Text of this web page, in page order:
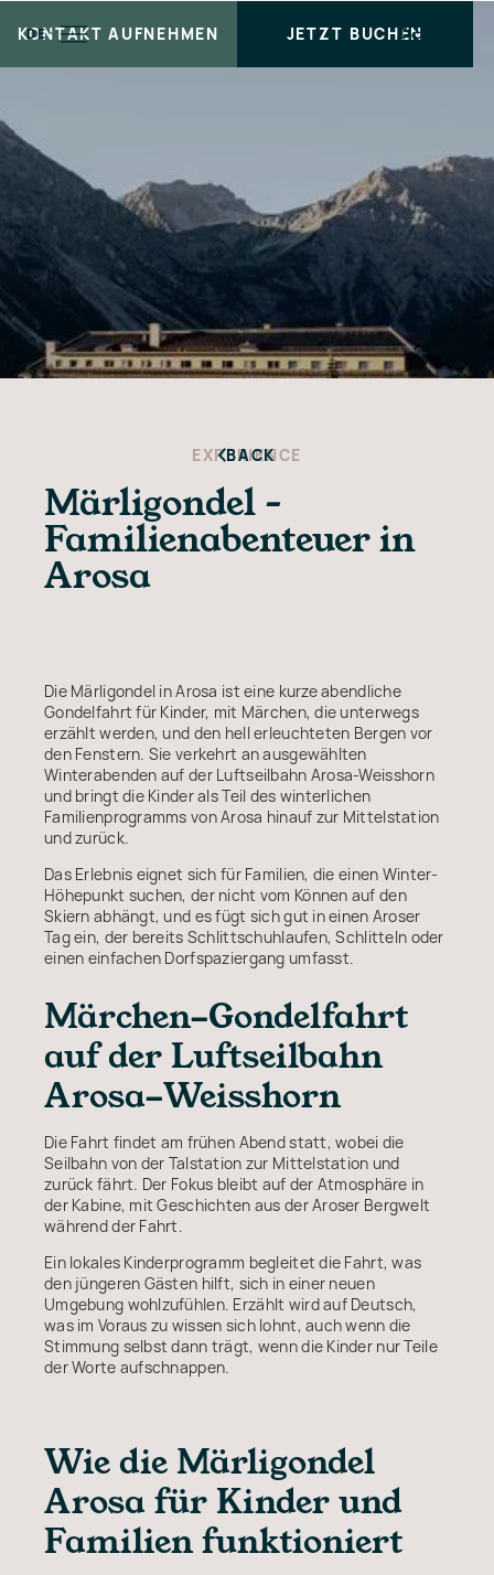
DE
KONTAKT AUFNEHMEN JETZT BUCHEN
EXPERIENCE
Märligondel –
Familienabenteuer in
Arosa
Die Märligondel in Arosa ist eine kurze abendliche
Gondelfahrt für Kinder, mit Märchen, die unterwegs
erzählt werden, und den hell erleuchteten Bergen vor
den Fenstern. Sie verkehrt an ausgewählten
Winterabenden auf der Luftseilbahn Arosa-Weisshorn
und bringt die Kinder als Teil des winterlichen
Familienprogramms von Arosa hinauf zur Mittelstation
und zurück.
Das Erlebnis eignet sich für Familien, die einen Winter-
Höhepunkt suchen, der nicht vom Können auf den
Skiern abhängt, und es fügt sich gut in einen Aroser
Tag ein, der bereits Schlittschuhlaufen, Schlitteln oder
einen einfachen Dorfspaziergang umfasst.
Märchen-Gondelfahrt
auf der Luftseilbahn
Arosa-Weisshorn
Die Fahrt findet am frühen Abend statt, wobei die
Seilbahn von der Talstation zur Mittelstation und
zurück fährt. Der Fokus bleibt auf der Atmosphäre in
der Kabine, mit Geschichten aus der Aroser Bergwelt
während der Fahrt.
Ein lokales Kinderprogramm begleitet die Fahrt, was
den jüngeren Gästen hilft, sich in einer neuen
Umgebung wohlzufühlen. Erzählt wird auf Deutsch,
was im Voraus zu wissen sich lohnt, auch wenn die
Stimmung selbst dann trägt, wenn die Kinder nur Teile
der Worte aufschnappen.
Wie die Märligondel
Arosa für Kinder und
Familien funktioniert
BACK